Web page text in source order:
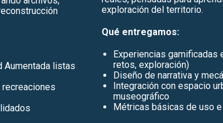
Aumentada listas
exploración del territorio.
Qué entregamos:
Experiencias gamificadas
retos, exploración)
Diseño de narrativa y
Integración con espacio
museográfico
Métricas básicas de uso